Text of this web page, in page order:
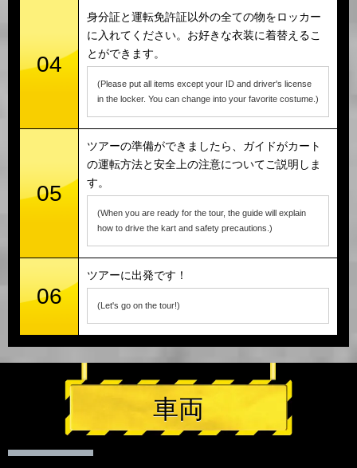
04
身分証と運転免許証以外の全ての物をロッカー
に入れてください。お好きな衣装に着替えるこ
とができます。
(Please put all items except your ID and driver's license
in the locker. You can change into your favorite costume.)
05
ツアーの準備ができましたら、ガイドがカート
の運転方法と安全上の注意についてご説明しま
す。
(When you are ready for the tour, the guide will explain
how to drive the kart and safety precautions.)
06
ツアーに出発です！
(Let's go on the tour!)
車両